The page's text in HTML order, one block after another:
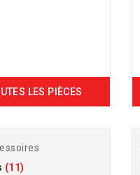
LES PIÈCES
(11)